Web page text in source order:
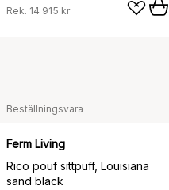
Rek. 14 915 kr
Beställningsvara
Ferm Living
Rico pouf sittpuff, Louisiana
sand black